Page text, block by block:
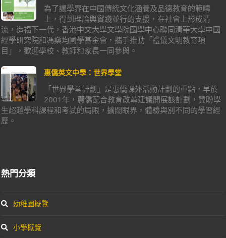
為了讓學界在中國傳統文化涵養及品德教育的範疇
上，得到理論與實踐並行的支援，在社會上形成清
流，造福下一代，香港中文大學文學院國學中心聯同清華大學中國
經學研究院和馮燊均國學基金會，攜手推動「禮儀文明教育項
目」，歡迎學校、教師和家長一同參與。
惠僑英文中學：世界學堂
「世界學堂計劃」是惠僑課外活動計劃的重點，早於
2001年，惠僑配合教育改革建議開展該計劃，冀盼學
生超越學科課程和考試的局限，擴闊眼界，體驗與別不同的學習經
歷。
熱門分類
幼稚園概覽
小學概覽